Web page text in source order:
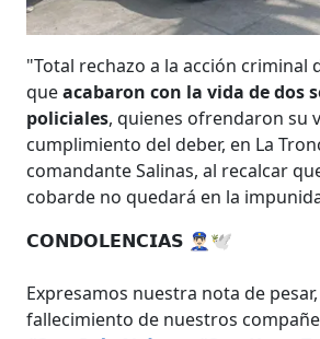
"Total rechazo a la acción criminal
queacabaron con la vida de dos
policiales, quienes ofrendaron su
cumplimiento del deber, en La
comandante Salinas, al recalcar
cobarde no quedará en la
𝗖𝗢𝗡𝗗𝗢𝗟𝗘𝗡𝗖𝗜𝗔𝗦 👮🏻‍♂️🕊️
Expresamos nuestra nota de
fallecimiento de nuestros